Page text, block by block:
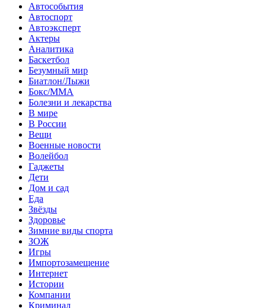
Автособытия
Автоспорт
Автоэксперт
Актеры
Аналитика
Баскетбол
Безумный мир
Биатлон/Лыжи
Бокс/MMA
Болезни и лекарства
В мире
В России
Вещи
Военные новости
Волейбол
Гаджеты
Дети
Дом и сад
Еда
Звёзды
Здоровье
Зимние виды спорта
ЗОЖ
Игры
Импортозамещение
Интернет
Истории
Компании
Криминал